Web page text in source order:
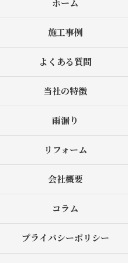
ホーム
施工事例
よくある質問
当社の特徴
雨漏り
リフォーム
会社概要
コラム
プライバシーポリシー